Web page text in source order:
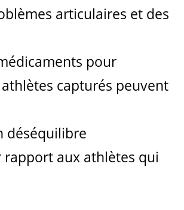
articulaires et des
pour
capturés peuvent
déséquilibre
aux athlètes qui